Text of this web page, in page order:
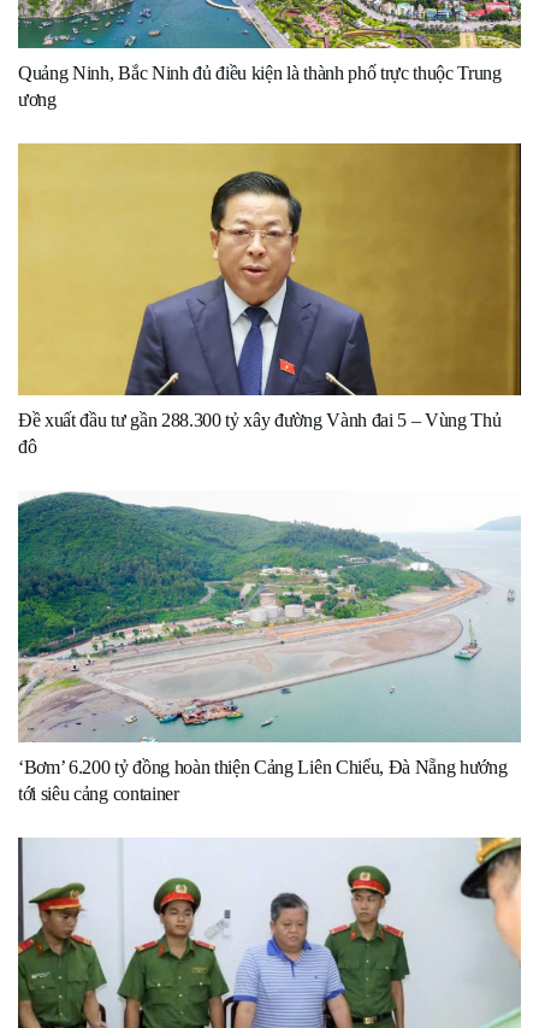
Quảng Ninh, Bắc Ninh đủ điều kiện là thành phố trực thuộc Trung
ương
Đề xuất đầu tư gần 288.300 tỷ xây đường Vành đai 5 – Vùng Thủ
đô
‘Bơm’ 6.200 tỷ đồng hoàn thiện Cảng Liên Chiểu, Đà Nẵng hướng
tới siêu cảng container